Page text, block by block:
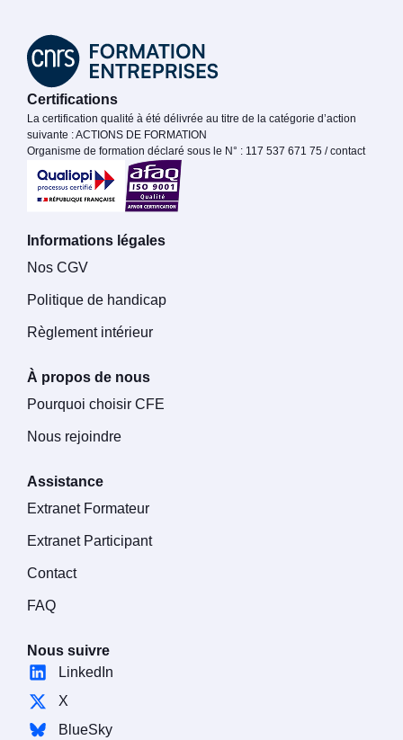
Certifications
La certification qualité à été délivrée au titre de la catégorie d’action
suivante : ACTIONS DE FORMATION
Organisme de formation déclaré sous le N° : 117 537 671 75 / contact
Informations légales
Nos CGV
Politique de handicap
Règlement intérieur
À propos de nous
Pourquoi choisir CFE
Nous rejoindre
Assistance
Extranet Formateur
Extranet Participant
Contact
FAQ
Nous suivre
LinkedIn
X
BlueSky